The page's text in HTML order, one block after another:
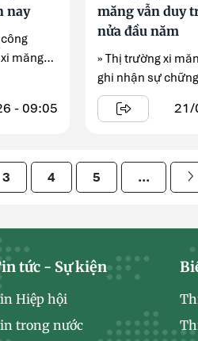
nay
măng
- 09:05
măng vẫn duy
nửa đầu năm
» Thị trường xi
ghi nhận sự
tiêu thụ nội địa ...
21/
3 4 5 ...
tức - Sự kiện
Hiệp hội
trong nước